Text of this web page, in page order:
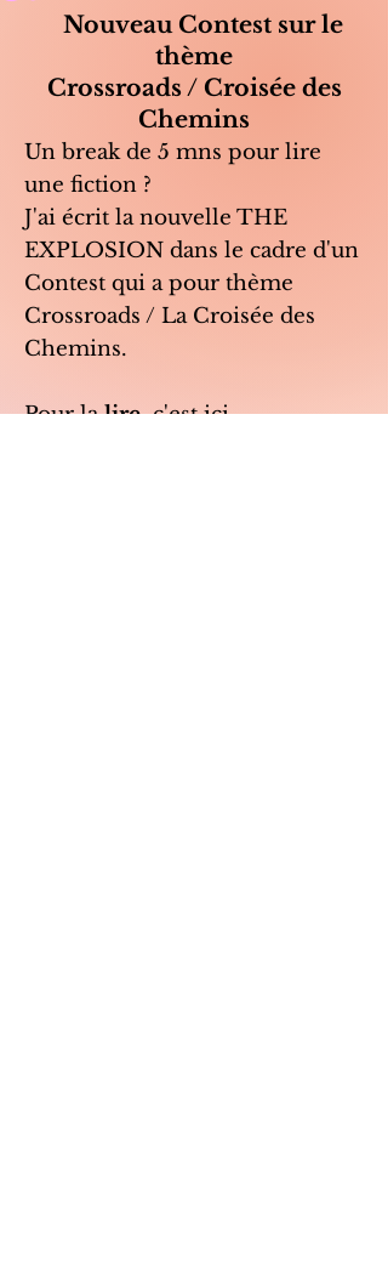
Nouveau Contest sur le
thème
Crossroads / Croisée des
Chemins
Un break de 5 mns pour lire
une fiction ?
J'ai écrit la nouvelle THE
EXPLOSION dans le cadre d'un
Contest qui a pour thème
Crossroads / La Croisée des
Chemins.
Pour lalire, c'est ici